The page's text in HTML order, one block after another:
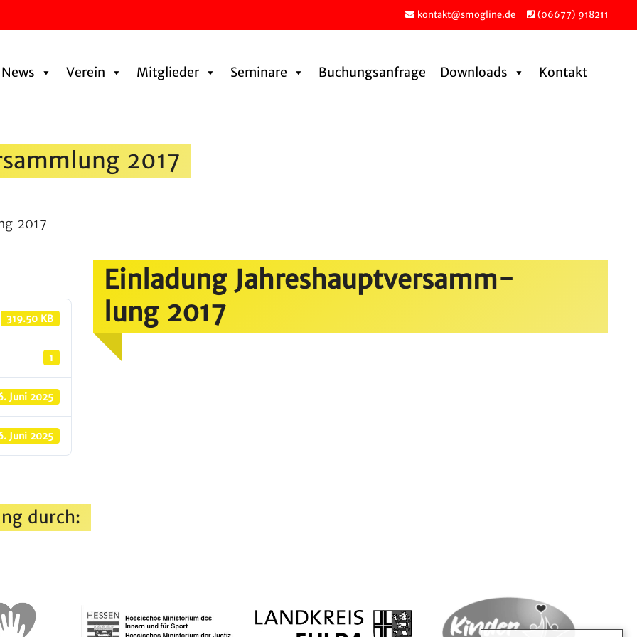
kontakt@smogline.de (06677) 918211
News Verein Mitglieder Seminare Buchungs­an­frage Downloads Kontakt
2017
2017
319.50 KB
1
Juni 2025
Juni 2025
Einla­dung Jahres­haupt­ver­samm­
lung 2017
durch: